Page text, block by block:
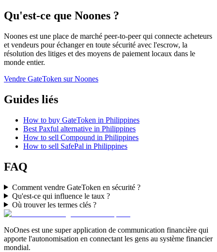
Qu'est-ce que Noones ?
Noones est une place de marché peer-to-peer qui connecte acheteurs
et vendeurs pour échanger en toute sécurité avec l'escrow, la
résolution des litiges et des moyens de paiement locaux dans le
monde entier.
Vendre GateToken sur Noones
Guides liés
How to buy GateToken in Philippines
Best Paxful alternative in Philippines
How to sell Compound in Philippines
How to sell SafePal in Philippines
FAQ
Comment vendre GateToken en sécurité ?
Qu'est-ce qui influence le taux ?
Où trouver les termes clés ?
NoOnes est une super application de communication financière qui
apporte l'autonomisation en connectant les gens au système financier
mondial.